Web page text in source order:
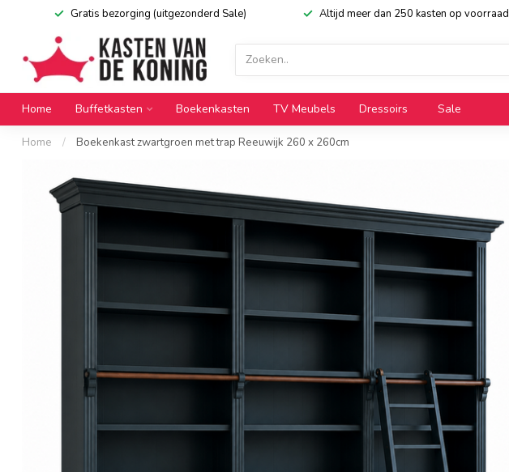
Gratis bezorging (uitgezonderd Sale) Altijd meer dan 250 kasten op voorraad
Home Buffetkasten Boekenkasten TV Meubels Dressoirs Sale
Home / Boekenkast zwartgroen met trap Reeuwijk 260 x 260cm